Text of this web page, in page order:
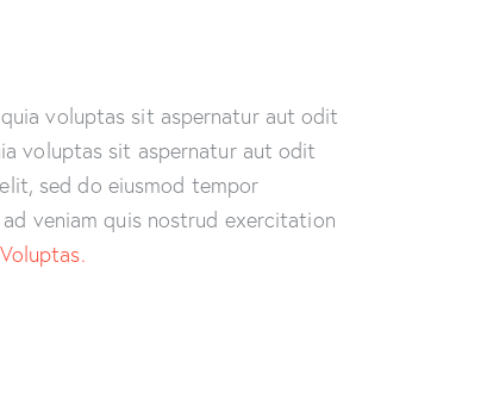
voluptas sit aspernatur aut odit
voluptas sit aspernatur aut odit
sed do eiusmod tempor
veniam quis nostrud exercitation